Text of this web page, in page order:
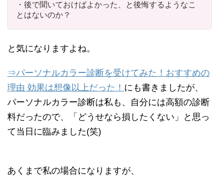
・後で聞いておけばよかった、と後悔するようなこ
とはないのか？
と気になりますよね。
⇒パーソナルカラー診断を受けてみた！おすすめの
理由 効果は想像以上だった！ にも書きましたが、
パーソナルカラー診断は私も、自分には高額の診断
料だったので、「どうせなら損したくない」と思っ
て当日に臨みました(笑)
あくまで私の場合になりますが、